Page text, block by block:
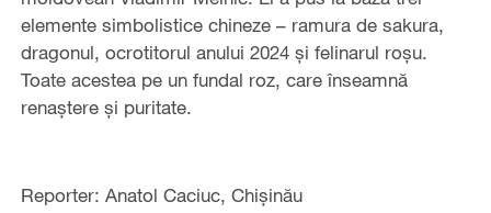
elemente simbolistice chineze – ramura de sakura,
dragonul, ocrotitorul anului 2024 și felinarul roșu.
Toate acestea pe un fundal roz, care înseamnă
renaștere și puritate.
Reporter: Anatol Caciuc, Chișinău